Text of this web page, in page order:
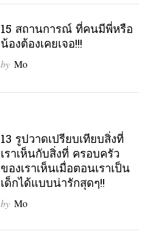
15 สถานการณ์ ที่คนมีพี่หรือ
น้องต้องเคยเจอ!!!
by Mo
13 รูปวาดเปรียบเทียบสิ่งที่
เราเห็นกับสิ่งที่ ครอบครัว
ของเราเห็นเมื่อตอนเราเป็น
เด็กได้แบบน่ารักสุดๆ!!
by Mo